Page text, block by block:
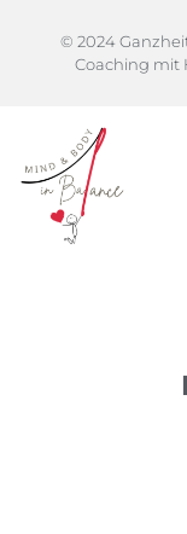
© 2024
Coaching mit